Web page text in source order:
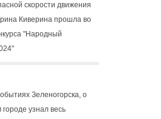
скорости движения
Киверина прошла во
"Народный
Зеленогорска, о
узнал весь